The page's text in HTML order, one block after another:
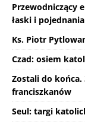
Przewodniczący
łaski i pojednania
Ks. Piotr
Czad: osiem
Zostali do
franciszkanów
Seul: targi